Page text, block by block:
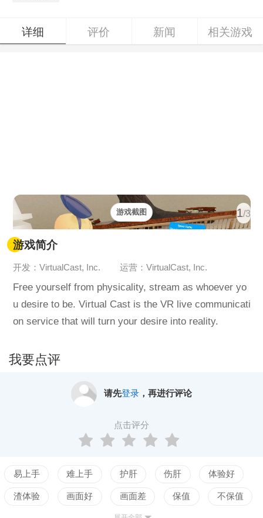
详细 评价 新闻 相关游戏
1/3
游戏截图
游戏简介
开发：VirtualCast, Inc. 运营：VirtualCast, Inc.
Free yourself from physicality, stream as whoever yo
u desire to be. Virtual Cast is the VR live communicati
on service that will turn your desire into reality.
我要点评
请先登录，再进行评论
点击评分
易上手 难上手 护肝 伤肝 体验好
渣体验 画面好 画面差 保值 不保值